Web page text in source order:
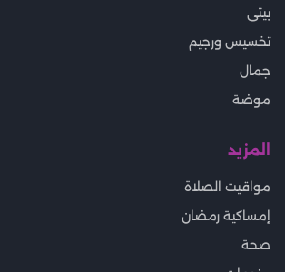
بيتى
تخسيس ورجيم
جمال
موضة
المزيد
مواقيت الصلاة
إمساكية رمضان
صحة